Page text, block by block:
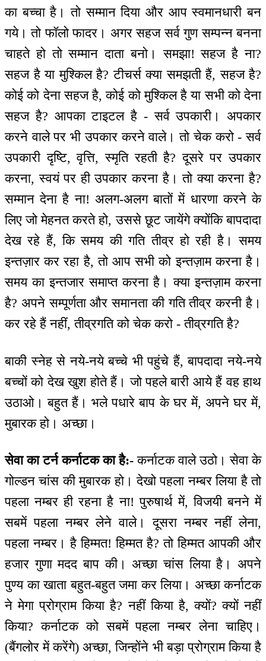
का बच्चा है। तो सम्मान दिया और आप स्वमानधारी बन
गये। तो फॉलो फादर। अगर सहज सर्व गुण सम्पन्न बनना
चाहते हो तो सम्मान दाता बनो। समझा! सहज है ना?
सहज है या मुश्किल है? टीचर्स क्या समझती हैं, सहज है?
कोई को देना सहज है, कोई को मुश्किल है या सभी को देना
सहज है? आपका टाइटल है - सर्व उपकारी। अपकार
करने वाले पर भी उपकार करने वाले। तो चेक करो - सर्व
उपकारी दृष्टि, वृत्ति, स्मृति रहती है? दूसरे पर उपकार
करना, स्वयं पर ही उपकार करना है। तो क्या करना है?
सम्मान देना है ना! अलग-अलग बातों में धारणा करने के
लिए जो मेहनत करते हो, उससे छूट जायेंगे क्योंकि बापदादा
देख रहे हैं, कि समय की गति तीव्र हो रही है। समय
इन्तज़ार कर रहा है, तो आप सभी को इन्तज़ाम करना है।
समय का इन्तजार समाप्त करना है। क्या इन्तज़ाम करना
है? अपने सम्पूर्णता और समानता की गति तीव्र करनी है।
कर रहे हैं नहीं, तीव्रगति को चेक करो - तीव्रगति है?
बाकी स्नेह से नये-नये बच्चे भी पहुंचे हैं, बापदादा नये-नये
बच्चों को देख खुश होते हैं। जो पहले बारी आये हैं वह हाथ
उठाओ। बहुत हैं। भले पधारे बाप के घर में, अपने घर में,
मुबारक हो। अच्छा।
सेवा का टर्न कर्नाटक का है:- कर्नाटक वाले उठो। सेवा के
गोल्डन चांस की मुबारक हो। देखो पहला नम्बर लिया है तो
पहला नम्बर ही रहना है ना! पुरुषार्थ में, विजयी बनने में
सबमें पहला नम्बर लेने वाले। दूसरा नम्बर नहीं लेना,
पहला नम्बर। है हिम्मत! हिम्मत है? तो हिम्मत आपकी और
हजार गुणा मदद बाप की। अच्छा चांस लिया है। अपने
पुण्य का खाता बहुत-बहुत जमा कर लिया। अच्छा कर्नाटक
ने मेगा प्रोग्राम किया है? नहीं किया है, क्यों? क्यों नहीं
किया? कर्नाटक को सबमें पहला नम्बर लेना चाहिए।
(बैंगलोर में करेंगे) अच्छा, जिन्होंने भी बड़ा प्रोग्राम किया है